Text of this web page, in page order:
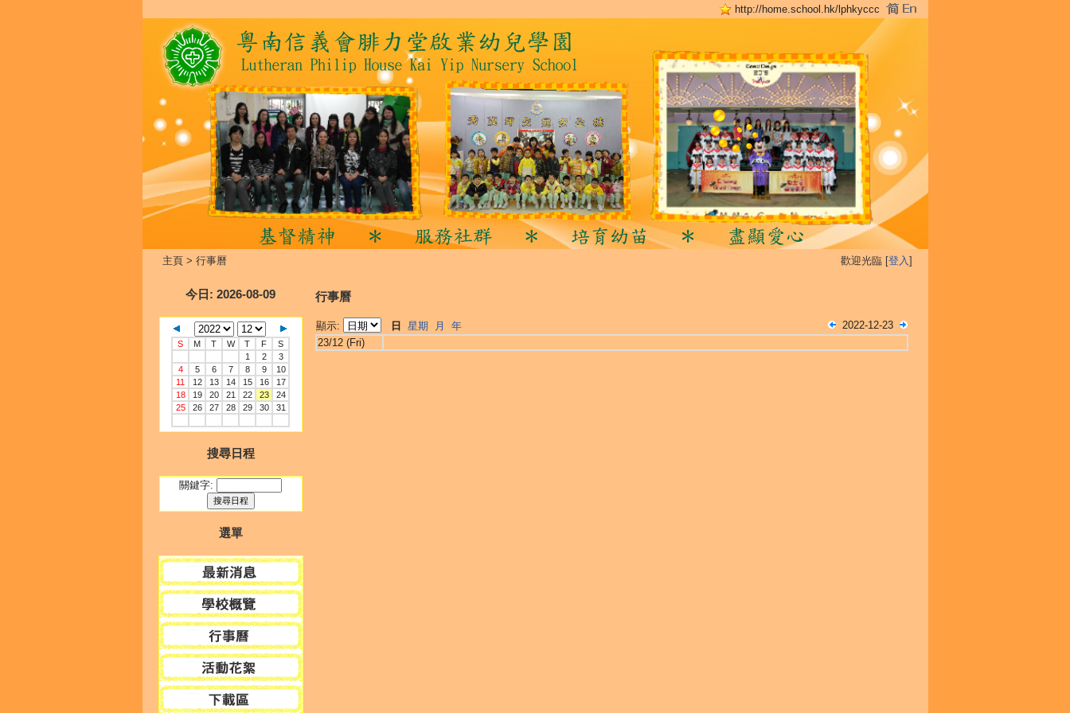
http://home.school.hk/lphkyccc
主頁> 行事曆 歡迎光臨 [登入]
今日 : 2026-08-09
S M T W T F
S
1
2
3
4
5 6 7 8 9
10
11
12 13 14 15 16
17
18
19 20 21 22 23
24
25
26 27 28 29 30 31
搜尋日程
關鍵字:
選單
行事曆
顯示: 日 星期 月 年
2022-12-23
23/12 (Fri)